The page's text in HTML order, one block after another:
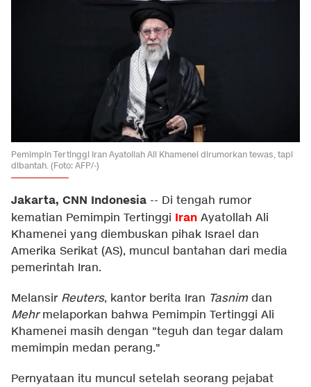
Pemimpin Tertinggi Iran Ayatollah Ali Khamenei dirumorkan tewas, tapi
dibantah. (Foto: AFP/-)
Jakarta, CNN Indonesia -- Di tengah rumor
kematian Pemimpin Tertinggi Iran Ayatollah Ali
Khamenei yang diembuskan pihak Israel dan
Amerika Serikat (AS), muncul bantahan dari media
pemerintah Iran.
Melansir Reuters, kantor berita Iran Tasnimdan
Mehrmelaporkan bahwa Pemimpin Tertinggi Ali
Khamenei masih dengan "teguh dan tegar dalam
memimpin medan perang."
Pernyataan itu muncul setelah seorang pejabat